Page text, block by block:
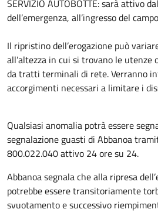
SERVIZIO AUTOBOTTE: sarà attivo
dell’emergenza, all’ingresso del
Il ripristino dell’erogazione può
all’altezza in cui si trovano le utenze
da tratti terminali di rete. Verranno
accorgimenti necessari a limitare i
Qualsiasi anomalia potrà essere
segnalazione guasti di Abbanoa
800.022.040 attivo 24 ore su 24.
Abbanoa segnala che alla ripresa
potrebbe essere transitoriamente
svuotamento e successivo